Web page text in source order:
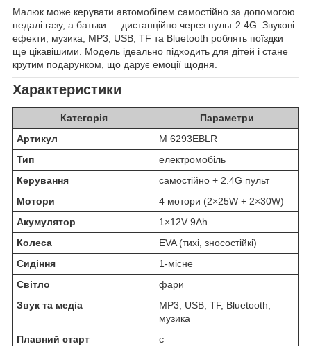
Малюк може керувати автомобілем самостійно за допомогою
педалі газу, а батьки — дистанційно через пульт 2.4G. Звукові
ефекти, музика, MP3, USB, TF та Bluetooth роблять поїздки
ще цікавішими. Модель ідеально підходить для дітей і стане
крутим подарунком, що дарує емоції щодня.
Характеристики
Категорія
Параметри
Артикул
M 6293EBLR
Тип
електромобіль
Керування
самостійно + 2.4G пульт
Мотори
4 мотори (2×25W + 2×30W)
Акумулятор
1×12V 9Ah
Колеса
EVA (тихі, зносостійкі)
Сидіння
1-місне
Світло
фари
Звук та медіа
MP3, USB, TF, Bluetooth,
музика
Плавний старт
є